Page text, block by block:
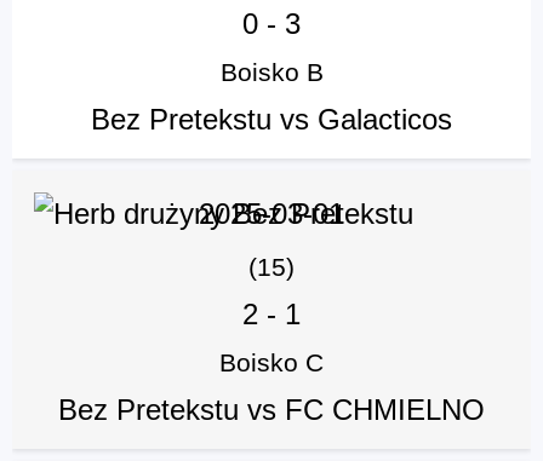
0 - 3
Boisko B
Bez Pretekstu vs Galacticos
2025-03-01
(15)
2 - 1
Boisko C
Bez Pretekstu vs FC CHMIELNO